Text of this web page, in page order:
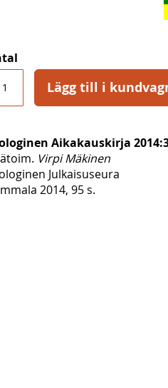
Lägg till i
Aikakauskirja
Virpi Mäkinen
Julkaisuseura
2014, 95 s.